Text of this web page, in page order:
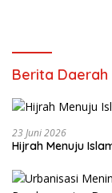
Berita Daerah
23 Juni 2026
Hijrah Menuju